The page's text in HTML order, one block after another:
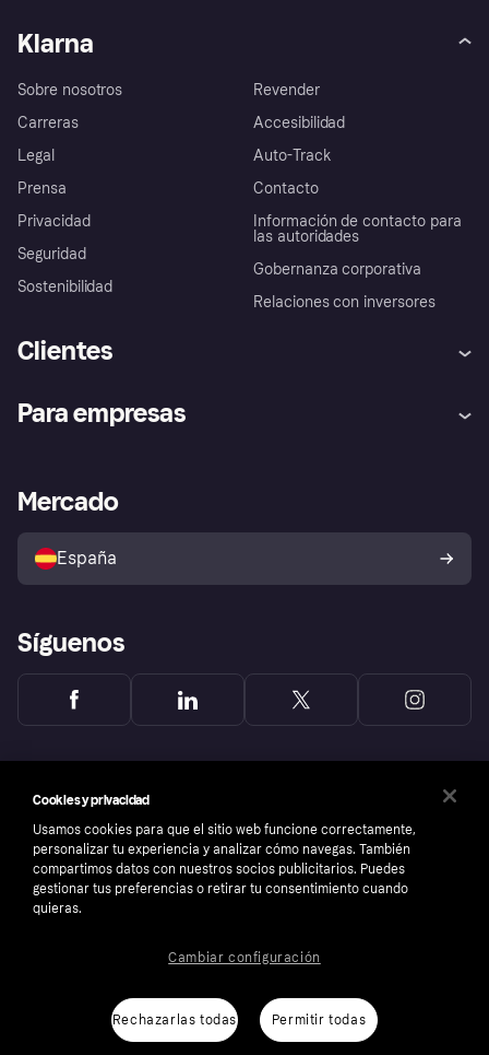
Klarna
Sobre nosotros
Carreras
Legal
Prensa
Privacidad
Seguridad
Sostenibilidad
Revender
Accesibilidad
Auto-Track
Contacto
Información de contacto para
las autoridades
Gobernanza corporativa
Relaciones con inversores
Clientes
Inicio de sesión
Directorio de tiendas
Política de protección al
comprador de Klarna
Reclamaciones
Para empresas
Acceso empresas
Mercado
España
Síguenos
Número de empresa: 556737-0431
Aviso Sobre CookiesKlarna.com
Cookies y privacidad
Usamos cookies para que el sitio web funcione correctamente,
personalizar tu experiencia y analizar cómo navegas. También
compartimos datos con nuestros socios publicitarios. Puedes
gestionar tus preferencias o retirar tu consentimiento cuando
quieras.
Rechazarlas todas Permitir todas
Cambiar configuración